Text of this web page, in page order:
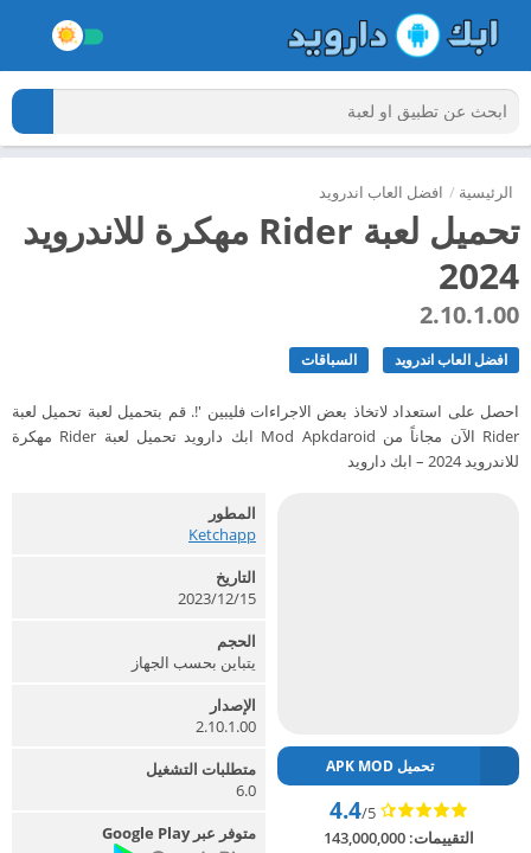
الرئيسية / افضل العاب اندرويد
تحميل لعبة Rider مهكرة للاندرويد
2024
2.10.1.00
افضل العاب اندرويد السباقات
احصل على استعداد لاتخاذ بعض الاجراءات فليبين '!. قم بتحميل لعبة تحميل لعبة
Rider الآن مجاناً من Mod Apkdaroid ابك دارويد تحميل لعبة Rider مهكرة
للاندرويد 2024 – ابك دارويد
تحميل APK MOD
4.4/5
التقييمات:143,000,000
المطور
Ketchapp‏
التاريخ
15‏/12‏/2023
الحجم
يتباين بحسب الجهاز
الإصدار
2.10.1.00
متطلبات التشغيل
6.0
متوفر عبر Google Play